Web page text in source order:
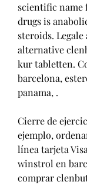
scientific name
drugs is
steroids.
alternative
kur tabletten.
barcelona,
panama, .
Cierre de
ejemplo,
línea tarjeta
winstrol en
comprar